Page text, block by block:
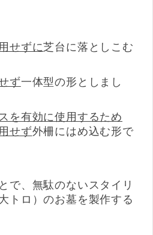
せずに芝台に落としこむ
ず一体型の形としまし
を有効に使用するため
せず外柵にはめ込む形で
で、無駄のないスタイリ
トロ）のお墓を製作する